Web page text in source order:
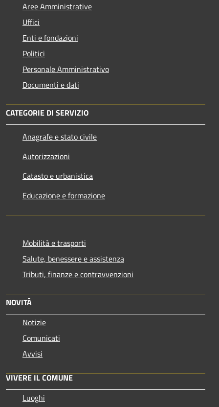
Aree Amministrative
Uffici
Enti e fondazioni
Politici
Personale Amministrativo
Documenti e dati
CATEGORIE DI SERVIZIO
Anagrafe e stato civile
Autorizzazioni
Catasto e urbanistica
Educazione e formazione
Mobilità e trasporti
Salute, benessere e assistenza
Tributi, finanze e contravvenzioni
NOVITÀ
Notizie
Comunicati
Avvisi
VIVERE IL COMUNE
Luoghi